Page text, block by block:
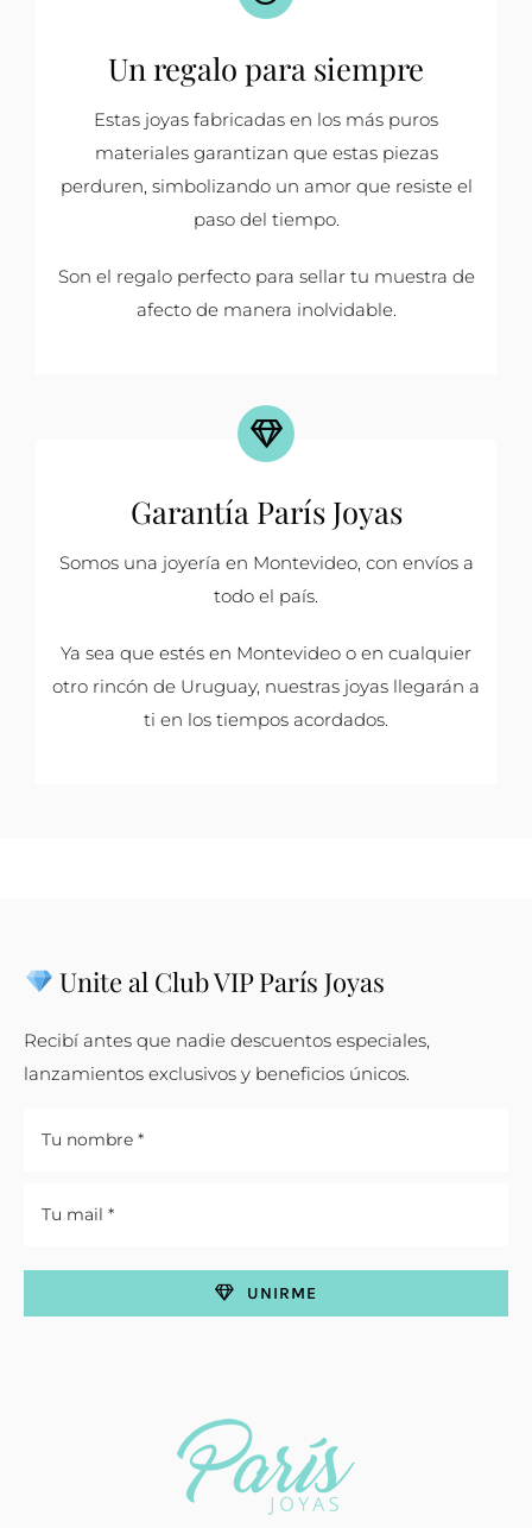
Un regalo para siempre
Estas joyas fabricadas en los más puros
materiales garantizan que estas piezas
perduren, simbolizando un amor que resiste el
paso del tiempo.
Son el regalo perfecto para sellar tu muestra de
afecto de manera inolvidable.
Garantía París Joyas
Somos una joyería en Montevideo, con envíos a
todo el país.
Ya sea que estés en Montevideo o en cualquier
otro rincón de Uruguay, nuestras joyas llegarán a
ti en los tiempos acordados.
Unite al Club VIP París Joyas
Recibí antes que nadie descuentos especiales,
lanzamientos exclusivos y beneficios únicos.
UNIRME